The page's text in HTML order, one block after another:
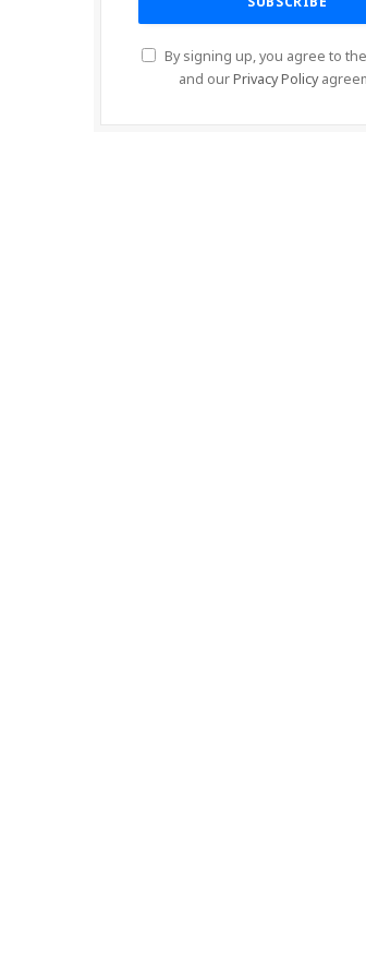
By signing up, you agree to
and ourPrivacy Policy